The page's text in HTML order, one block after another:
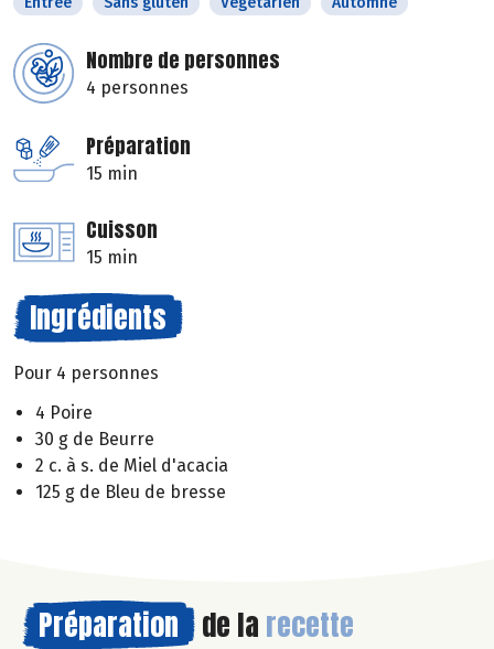
Nombre de personnes
4 personnes
Préparation
15 min
Cuisson
15 min
Ingrédients
Pour 4 personnes
4 Poire
30 g de Beurre
2 c. à s. de Miel d'acacia
125 g de Bleu de bresse
Préparation de la recette